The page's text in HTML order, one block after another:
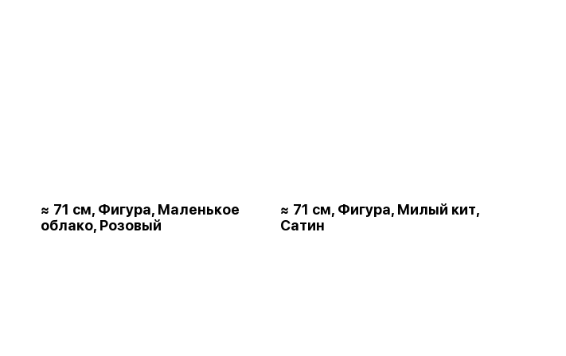
≈ 71 см, Фигура, Маленькое
облако, Розовый
≈ 71 см, Фигура, Милый кит,
Сатин